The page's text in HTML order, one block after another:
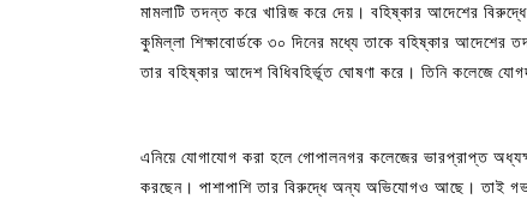
মামলাটি তদন্ত করে খারিজ করে দেয়। বহিষ্কার আদেশের
কুমিল্লা শিক্ষাবোর্ডকে ৩০ দিনের মধ্যে তাকে বহিষ্কার আদেশের
তার বহিষ্কার আদেশ বিধিবহির্ভূত ঘোষণা করে। তিনি কলেজে
এনিয়ে যোগাযোগ করা হলে গোপালনগর কলেজের ভারপ্রাপ্ত
করছেন। পাশাপাশি তার বিরুদ্ধে অন্য অভিযোগও আছে। তাই
July 30, 2026 0 3 words